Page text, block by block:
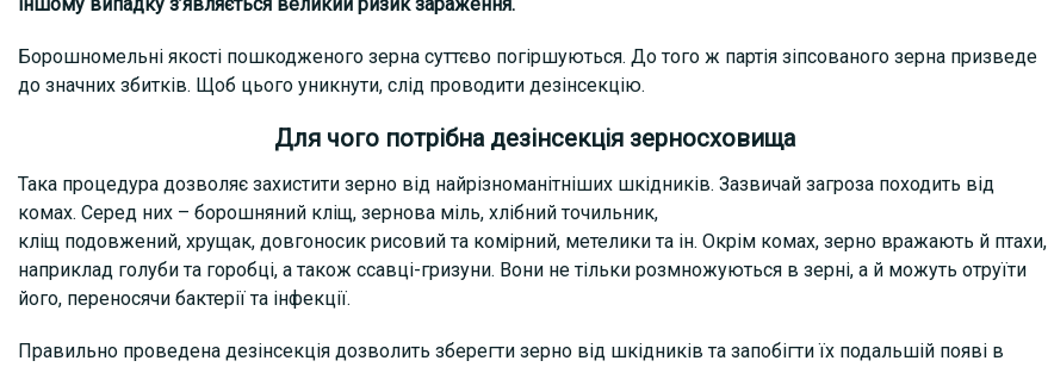
Борошномельні якості пошкодженого зерна суттєво погіршуються. До того ж партія зіпсованого зерна призведе
до значних збитків. Щоб цього уникнути, слід проводити дезінсекцію.
Для чого потрібна дезінсекція зерносховища
Така процедура дозволяє захистити зерно від найрізноманітніших шкідників. Зазвичай загроза походить від
комах. Серед них – борошняний кліщ, зернова міль, хлібний точильник,
кліщ подовжений, хрущак, довгоносик рисовий та комірний, метелики та ін. Окрім комах, зерно вражають й птахи,
наприклад голуби та горобці, а також ссавці-гризуни. Вони не тільки розмножуються в зерні, а й можуть отруїти
його, переносячи бактерії та інфекції.
Правильно проведена дезінсекція дозволить зберегти зерно від шкідників та запобігти їх подальшій появі в